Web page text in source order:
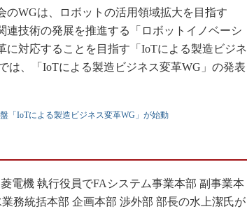
植物工場
知財マネジメント
海外生産
のWGは、ロボットの活用領域拡大を目指す
連技術の発展を推進する「ロボットイノベーシ
に対応することを目指す「IoTによる製造ビジネ
は、「IoTによる製造ビジネス変革WG」の発表
「IoTによる製造ビジネス変革WG」が始動
電機 執行役員でFAシステム事業本部 副事業本
務統括本部 企画本部 渉外部 部長の水上潔氏が